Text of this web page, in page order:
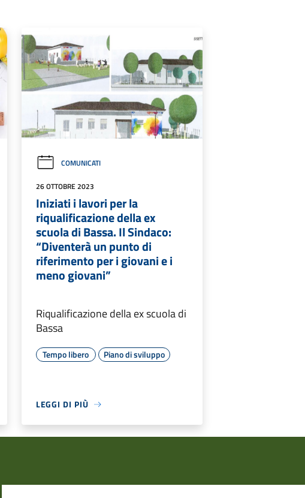
COMUNICATI
26 OTTOBRE 2023
Iniziati i lavori per la
riqualificazione della ex
scuola di Bassa. Il Sindaco:
“Diventerà un punto di
riferimento per i giovani e i
meno giovani”
Riqualificazione della ex scuola di
Bassa
Tempo libero Piano di sviluppo
LEGGI DI PIÙ